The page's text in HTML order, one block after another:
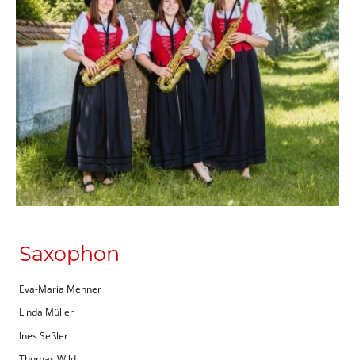
Saxophon
Eva-Maria Menner
Linda Müller
Ines Seßler